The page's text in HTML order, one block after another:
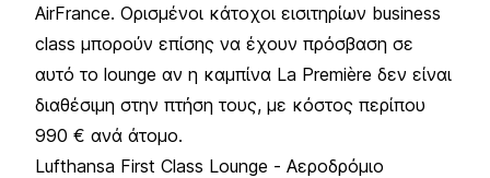
AirFrance. Ορισμένοι κάτοχοι εισιτηρίων business
class μπορούν επίσης να έχουν πρόσβαση σε
αυτό το lounge αν η καμπίνα La Première δεν είναι
διαθέσιμη στην πτήση τους, με κόστος περίπου
990 € ανά άτομο.
Lufthansa First Class Lounge - Αεροδρόμιο